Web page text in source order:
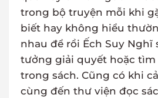
trong bộ truyện mỗi khi
biết hay không hiểu
nhau để rồi Ếch Suy Nghĩ
tưởng giải quyết hoặc
trong sách. Cũng có khi
cùng đến thư viện đọc